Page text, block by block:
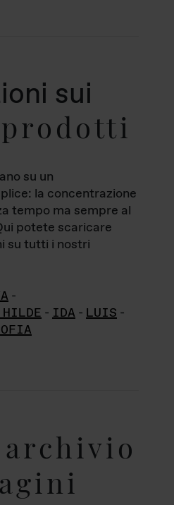
sui
su un
la concentrazione
tempo ma sempre al
potete scaricare
su tutti i nostri
-
- IDA - LUIS -
archivio